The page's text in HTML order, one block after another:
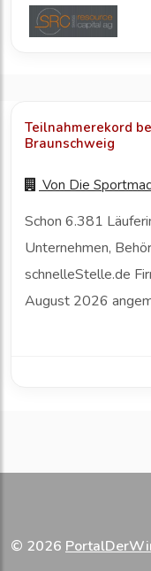
Teilnahmerekord
Braunschweig
Von Die
Schon 6.381
Unternehmen,
schnelleStelle.de
August 2026
© 2026